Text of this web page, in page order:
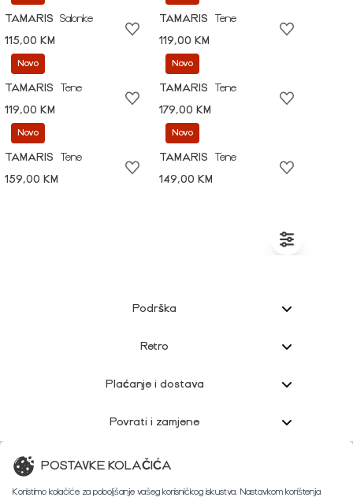
TAMARIS
Salonke
115,00 KM
TAMARIS
Tene
119,00 KM
Novo
TAMARIS
Tene
119,00 KM
Novo
TAMARIS
Tene
179,00 KM
Novo
TAMARIS
Tene
159,00 KM
Novo
TAMARIS
Tene
149,00 KM
Podrška
Retro
Plaćanje i dostava
Povrati i zamjene
Korisnička podrška
POSTAVKE KOLAČIĆA
Koristimo kolačiće za poboljšanje vašeg korisničkog iskustva. Nastavkom korištenja